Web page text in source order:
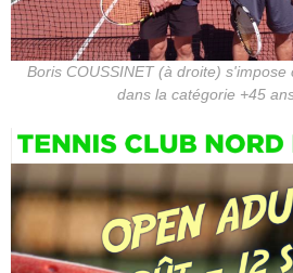
Boris COUSSINET (à droite) s'impose
dans la catégorie +45